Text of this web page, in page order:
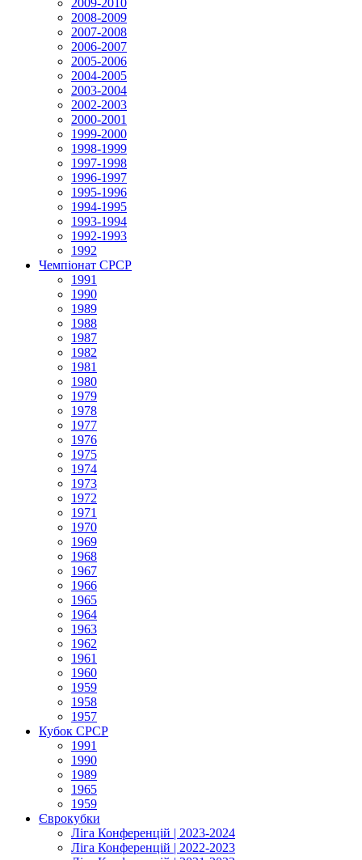
2009-2010
2008-2009
2007-2008
2006-2007
2005-2006
2004-2005
2003-2004
2002-2003
2000-2001
1999-2000
1998-1999
1997-1998
1996-1997
1995-1996
1994-1995
1993-1994
1992-1993
1992
Чемпіонат СРСР
1991
1990
1989
1988
1987
1982
1981
1980
1979
1978
1977
1976
1975
1974
1973
1972
1971
1970
1969
1968
1967
1966
1965
1964
1963
1962
1961
1960
1959
1958
1957
Кубок СРСР
1991
1990
1989
1965
1959
Єврокубки
Ліга Конференцій | 2023-2024
Ліга Конференцій | 2022-2023